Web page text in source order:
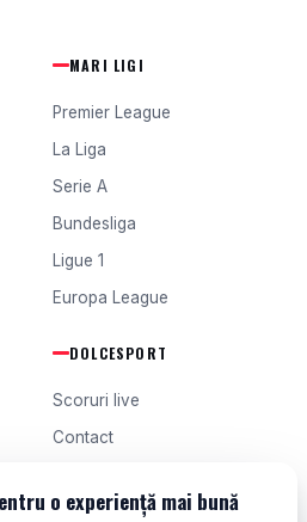
MARI LIGI
Premier League
La Liga
Serie A
Bundesliga
Ligue 1
Europa League
DOLCESPORT
Scoruri live
Contact
Termeni și condiții
o experiență mai bună